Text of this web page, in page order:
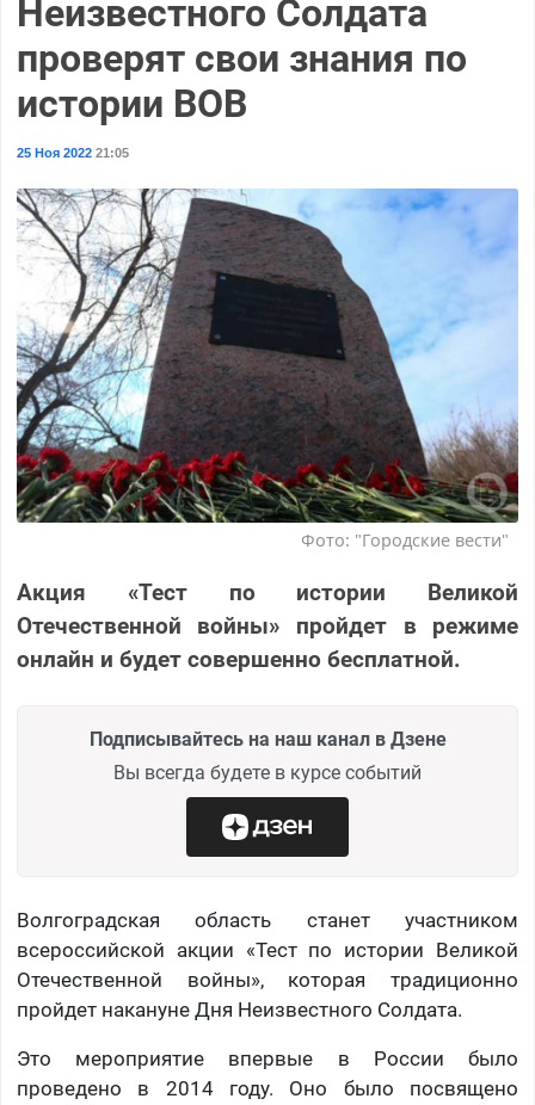
Неизвестного Солдата
проверят свои знания по
истории ВОВ
25 Ноя 202221:05
Фото: "Городские вести"
Акция «Тест по истории Великой
Отечественной войны» пройдет в режиме
онлайн и будет совершенно бесплатной.
Подписывайтесь на наш канал в Дзене
Вы всегда будете в курсе событий
Волгоградская область станет участником
всероссийской акции «Тест по истории Великой
Отечественной войны», которая традиционно
пройдет накануне Дня Неизвестного Солдата.
Это мероприятие впервые в России было
проведено в 2014 году. Оно было посвящено